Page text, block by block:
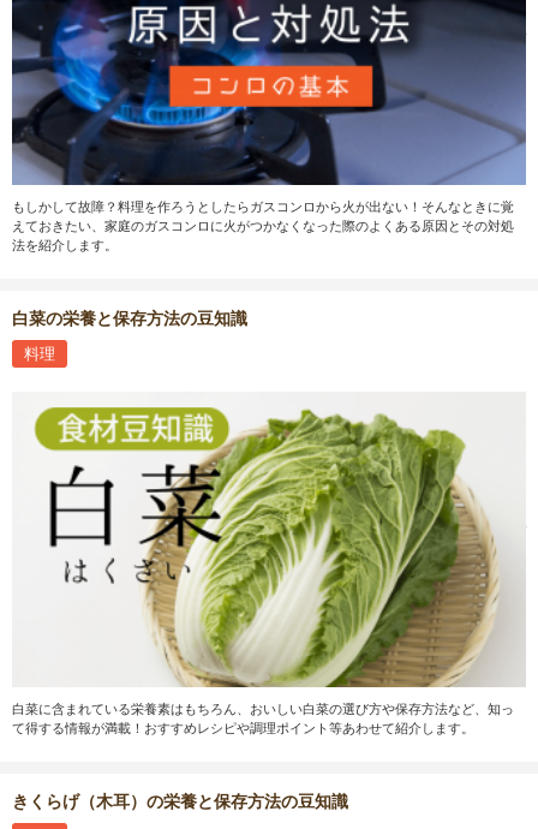
もしかして故障？料理を作ろうとしたらガスコンロから火が出ない！そんなときに覚
えておきたい、家庭のガスコンロに火がつかなくなった際のよくある原因とその対処
法を紹介します。
白菜の栄養と保存方法の豆知識
料理
白菜に含まれている栄養素はもちろん、おいしい白菜の選び方や保存方法など、知っ
て得する情報が満載！おすすめレシピや調理ポイント等あわせて紹介します。
きくらげ（木耳）の栄養と保存方法の豆知識